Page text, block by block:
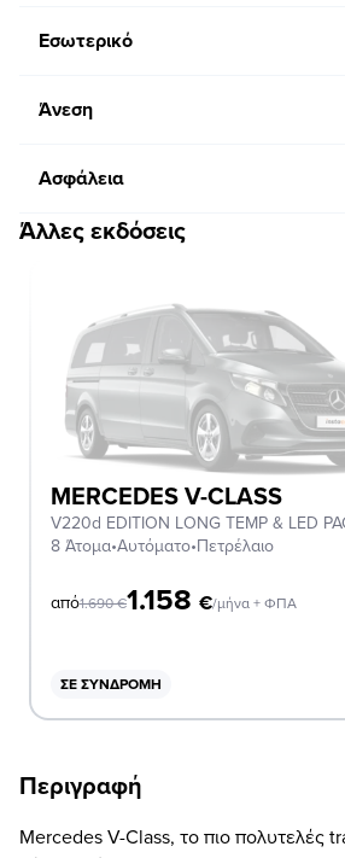
Εσωτερικό
Άνεση
Ασφάλεια
Άλλες εκδόσεις
MERCEDES V-CLASS
V220d EDITION LONG TEMP & LED
8 Άτομα•Αυτόματο•Πετρέλαιο
από1.690€1.158 €/μήνα + ΦΠΑ
ΣΕ ΣΥΝΔΡΟΜΉ
Περιγραφή
Mercedes V-Class, το πιο πολυτελές